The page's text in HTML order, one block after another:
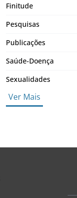
Finitude
Pesquisas
Publicações
Saúde-Doença
Sexualidades
Ver Mais